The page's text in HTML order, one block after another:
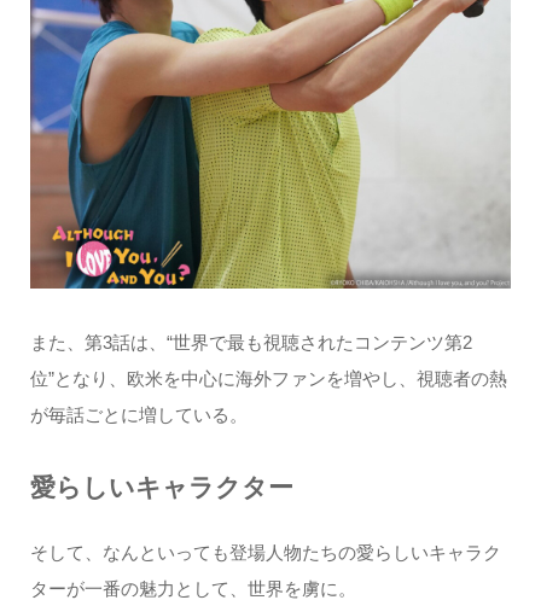
また、第3話は、“世界で最も視聴されたコンテンツ第2
位”となり、欧米を中心に海外ファンを増やし、視聴者の熱
が毎話ごとに増している。
愛らしいキャラクター
そして、なんといっても登場人物たちの愛らしいキャラク
ターが一番の魅力として、世界を虜に。